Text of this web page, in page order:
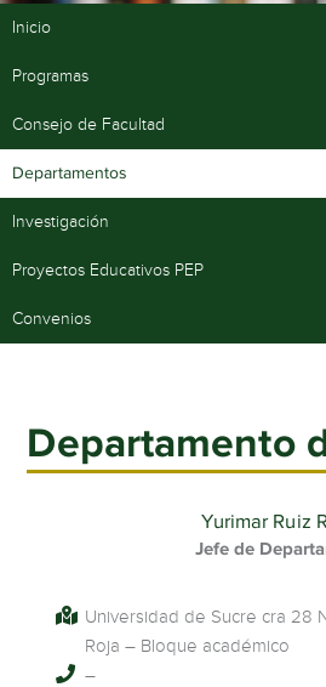
Inicio
Programas
Consejo de Facultad
Departamentos
Investigación
Proyectos Educativos PEP
Convenios
Departamento
Yurimar Ruiz
Jefe de
Universidad de Sucre cra 28
Roja – Bloque académico
–